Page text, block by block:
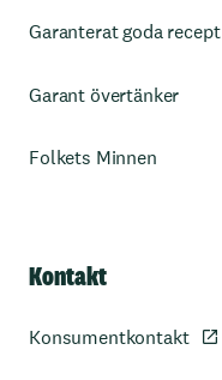
Garanterat goda recept
Garant övertänker
Folkets Minnen
Kontakt
Konsumentkontakt